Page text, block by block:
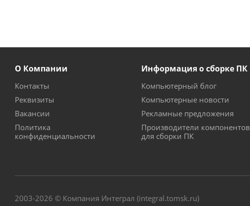
О Компании
Контакты
Реквизиты
Вакансии
Политика
конфиденциальности
Информация о сборке ПК
Компьютерный блог
Компьютерные новости
Рекламные предложения
Производители компонентов
для сборки ПК
2003-2026 © Компания Интеграл (integral.tomsk.ru)